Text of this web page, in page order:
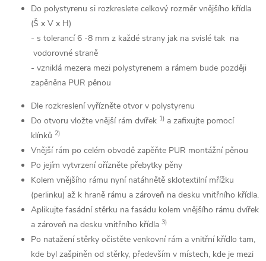
Do polystyrenu si rozkreslete celkový rozměr vnějšího křídla
(Š x V x H)
- s tolerancí 6 -8 mm z každé strany jak na svislé tak na
vodorovné straně
- vzniklá mezera mezi polystyrenem a rámem bude později
zapěněna PUR pěnou
Dle rozkreslení vyřízněte otvor v polystyrenu
Do otvoru vložte vnější rám dvířek 1) a zafixujte pomocí
klínků 2)
Vnější rám po celém obvodě zapěňte PUR montážní pěnou
Po jejím vytvrzení ořízněte přebytky pěny
Kolem vnějšího rámu nyní natáhnětě sklotextilní mřížku
(perlinku) až k hraně rámu a zároveň na desku vnitřního křídla.
Aplikujte fasádní stěrku na fasádu kolem vnějšího rámu dvířek
a zároveň na desku vnitřního křídla 3)
Po natažení stěrky očistěte venkovní rám a vnitřní křídlo tam,
kde byl zašpiněn od stěrky, především v místech, kde je mezi